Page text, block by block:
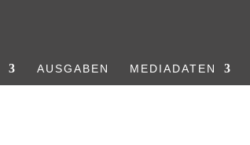
AUSGABEN MEDIADATEN